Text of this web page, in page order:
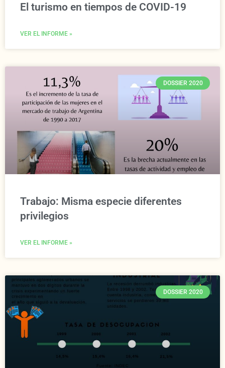
El turismo en tiempos de COVID-19
VER EL INFORME »
DOSSIER 2020
Trabajo: Misma especie diferentes
privilegios
VER EL INFORME »
DOSSIER 2020